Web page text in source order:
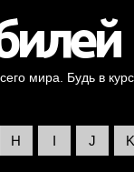
мира. Будь в
H I J K